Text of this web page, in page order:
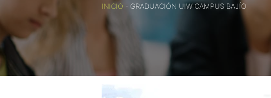
INICIO - GRADUACIÓN UIW CAMPUS BAJÍO